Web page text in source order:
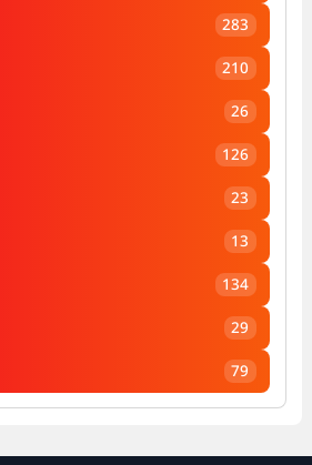
283
210
26
126
23
13
134
29
79